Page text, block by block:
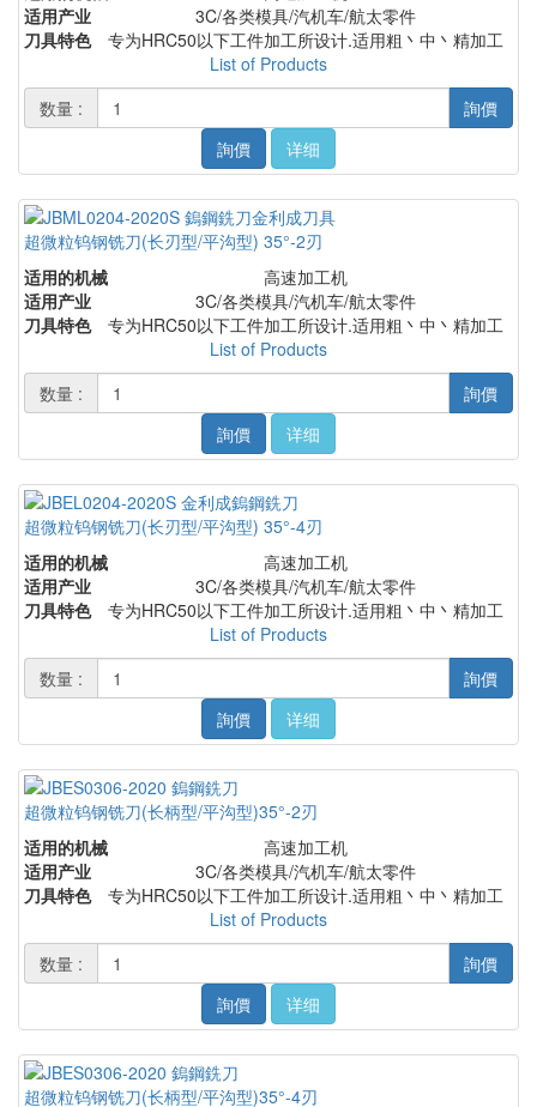
适用产业
3C/各类模具/汽机车/航太零件
刀具特色
专为HRC50以下工件加工所设计.适用粗丶中丶精加工
List of Products
数量 :
詢價
詢價
详细
超微粒钨钢铣刀(长刃型/平沟型) 35°-2刃
适用的机械
高速加工机
适用产业
3C/各类模具/汽机车/航太零件
刀具特色
专为HRC50以下工件加工所设计.适用粗丶中丶精加工
List of Products
数量 :
詢價
詢價
详细
超微粒钨钢铣刀(长刃型/平沟型) 35°-4刃
适用的机械
高速加工机
适用产业
3C/各类模具/汽机车/航太零件
刀具特色
专为HRC50以下工件加工所设计.适用粗丶中丶精加工
List of Products
数量 :
詢價
詢價
详细
超微粒钨钢铣刀(长柄型/平沟型)35°-2刃
适用的机械
高速加工机
适用产业
3C/各类模具/汽机车/航太零件
刀具特色
专为HRC50以下工件加工所设计.适用粗丶中丶精加工
List of Products
数量 :
詢價
詢價
详细
超微粒钨钢铣刀(长柄型/平沟型)35°-4刃